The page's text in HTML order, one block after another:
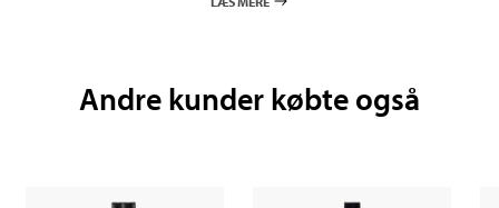
Andre kunder købte også